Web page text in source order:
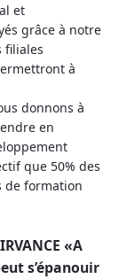
et
grâce à notre
filiales
à
donnons à
en
que 50% des
de formation
«A
s’épanouir